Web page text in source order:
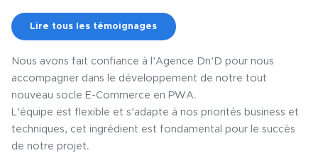
Lire tous les témoignages
Nous avons fait confiance à l’Agence Dn’D pour nous
accompagner dans le développement de notre tout
nouveau socle E-Commerce en PWA.
L’équipe est flexible et s’adapte à nos priorités business et
techniques, cet ingrédient est fondamental pour le succès
de notre projet.